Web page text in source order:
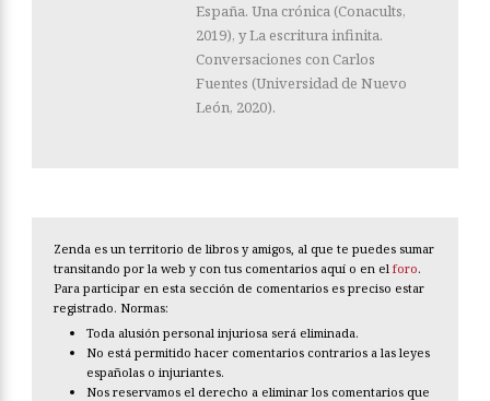
España. Una crónica (Conacults,
2019), y La escritura infinita.
Conversaciones con Carlos
Fuentes (Universidad de Nuevo
León, 2020).
Zenda es un territorio de libros y amigos, al que te puedes sumar
transitando por la web y con tus comentarios aquí o en el foro.
Para participar en esta sección de comentarios es preciso estar
registrado. Normas:
Toda alusión personal injuriosa será eliminada.
No está permitido hacer comentarios contrarios a las leyes
españolas o injuriantes.
Nos reservamos el derecho a eliminar los comentarios que